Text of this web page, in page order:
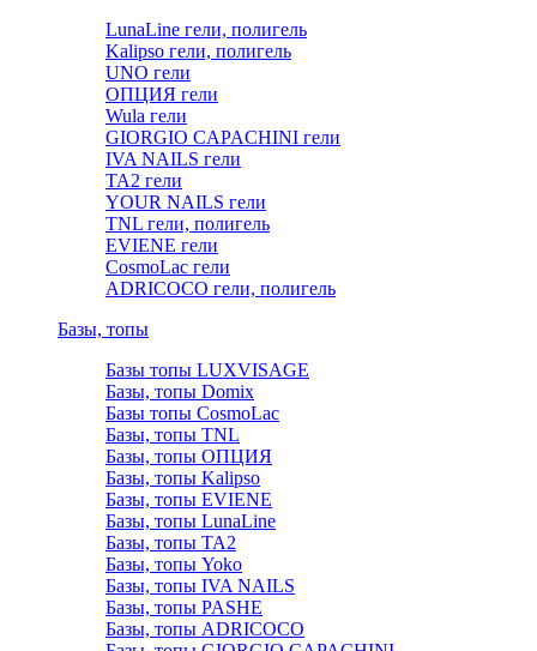
LunaLine гели, полигель
Kalipso гели, полигель
UNO гели
ОПЦИЯ гели
Wula гели
GIORGIO CAPACHINI гели
IVA NAILS гели
TA2 гели
YOUR NAILS гели
TNL гели, полигель
EVIENE гели
CosmoLac гели
ADRICOCO гели, полигель
Базы, топы
Базы топы LUXVISAGE
Базы, топы Domix
Базы топы CosmoLac
Базы, топы TNL
Базы, топы ОПЦИЯ
Базы, топы Kalipso
Базы, топы EVIENE
Базы, топы LunaLine
Базы, топы TA2
Базы, топы Yoko
Базы, топы IVA NAILS
Базы, топы PASHE
Базы, топы ADRICOCO